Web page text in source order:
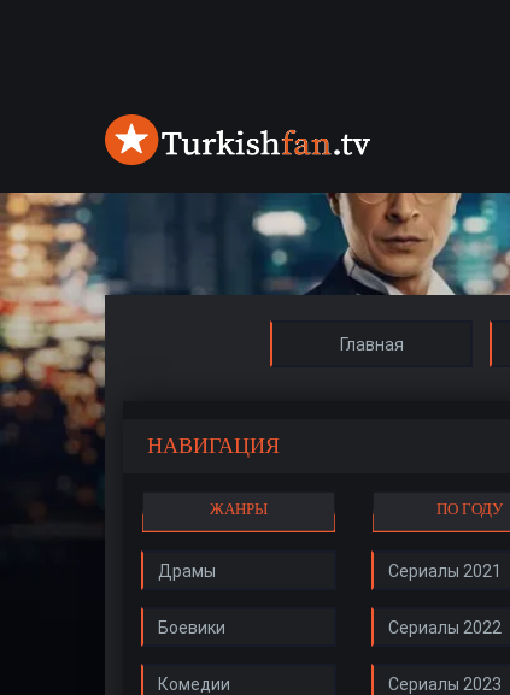
Главная
НАВИГАЦИЯ
ЖАНРЫ
Драмы
Боевики
Комедии
ПО ГОДУ
Сериалы 2021
Сериалы 2022
Сериалы 2023